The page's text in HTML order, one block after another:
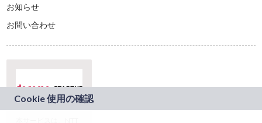
お知らせ
お問い合わせ